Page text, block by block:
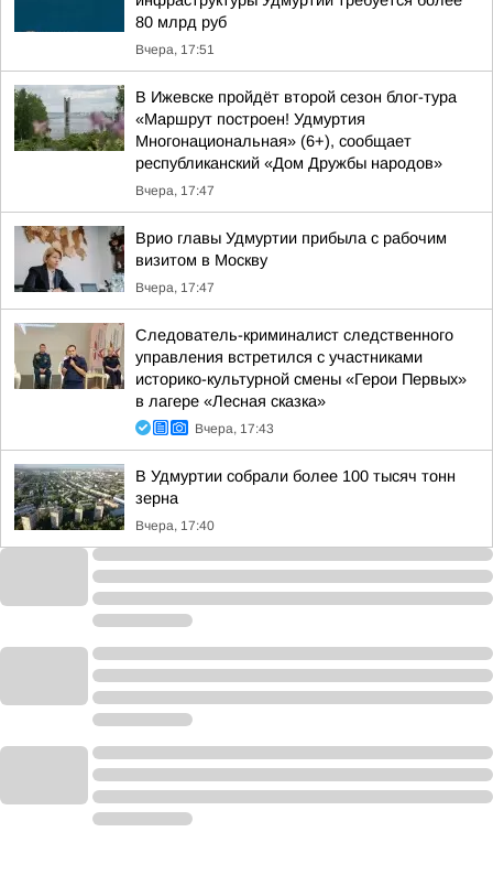
80 млрд руб
Вчера, 17:51
В Ижевске пройдёт второй сезон блог-тура
«Маршрут построен! Удмуртия
Многонациональная» (6+), сообщает
республиканский «Дом Дружбы народов»
Вчера, 17:47
Врио главы Удмуртии прибыла с рабочим
визитом в Москву
Вчера, 17:47
Следователь-криминалист следственного
управления встретился с участниками
историко-культурной смены «Герои Первых»
в лагере «Лесная сказка»
Вчера, 17:43
В Удмуртии собрали более 100 тысяч тонн
зерна
Вчера, 17:40